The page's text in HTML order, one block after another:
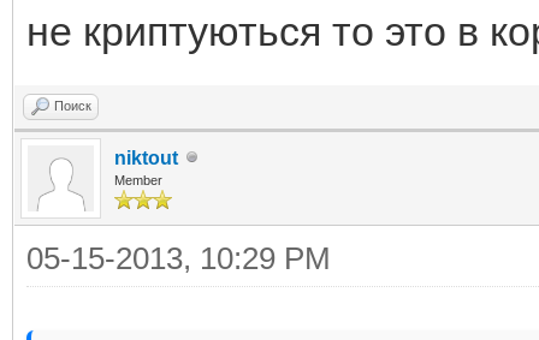
не криптуються то это в
Поиск
niktout
Member
05-15-2013, 10:29 PM